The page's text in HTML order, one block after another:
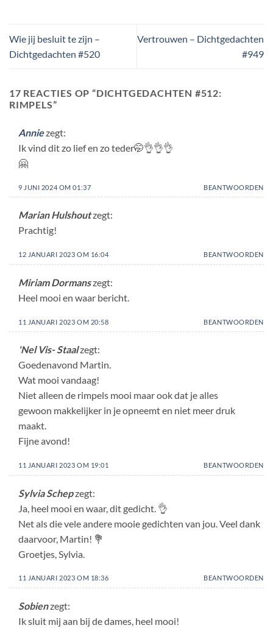
Wie jij besluit te zijn –
Dichtgedachten #520
Vertrouwen – Dichtgedachten
#949
17 REACTIES OP “DICHTGEDACHTEN #512:
RIMPELS”
Anniezegt:
Ik vind dit zo lief en zo teder🤭👌👌👌
🤗
9 JUNI 2024 OM 01:37 BEANTWOORDEN
Marian Hulshoutzegt:
Prachtig!
12 JANUARI 2023 OM 16:04 BEANTWOORDEN
Miriam Dormanszegt:
Heel mooi en waar bericht.
11 JANUARI 2023 OM 20:58 BEANTWOORDEN
'Nel Vis- Staalzegt:
Goedenavond Martin.
Wat mooi vandaag!
Niet alleen de rimpels mooi maar ook dat je alles
gewoon makkelijker in je opneemt en niet meer druk
maakt.
Fijne avond!
11 JANUARI 2023 OM 19:01 BEANTWOORDEN
Sylvia Schepzegt:
Ja, heel mooi en waar, dit gedicht. 👌
Net als die vele andere mooie gedichten van jou. Veel dank
daarvoor, Martin! 💐
Groetjes, Sylvia.
11 JANUARI 2023 OM 18:36 BEANTWOORDEN
Sobienzegt:
Ik sluit mij aan bij de dames, heel mooi!